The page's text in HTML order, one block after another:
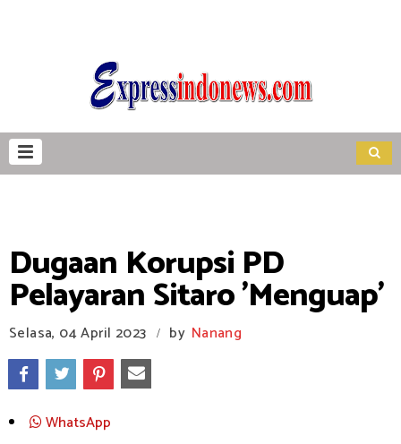
Dugaan Korupsi PD
Pelayaran Sitaro 'Menguap'
Selasa, 04 April 2023 / by Nanang
WhatsApp